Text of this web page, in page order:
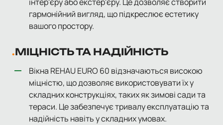
гармонійний вигляд, що підкреслює естетику
вашого простору.
МІЦНІСТЬ ТА НАДІЙНІСТЬ
Вікна REHAU EURO 60 відзначаються високою
міцністю, що дозволяє використовувати їх у
складних конструкціях, таких як зимові сади та
тераси. Це забезпечує тривалу експлуатацію та
надійність навіть у складних умовах.